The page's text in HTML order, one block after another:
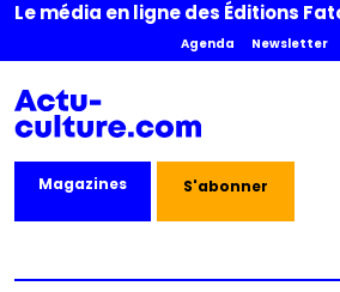
Le média en ligne des Éditions
Agenda Newsletter
Magazines S'abonner